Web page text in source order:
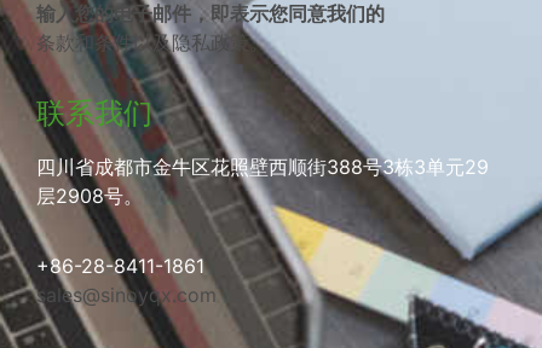
输入您的电子邮件，即表示您同意我们的
条款和条件以及隐私政策。
联系我们
四川省成都市金牛区花照壁西顺街388号3栋3单元29
层2908号。
+86-28-8411-1861
sales@sinoyqx.com